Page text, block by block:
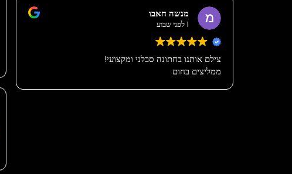
מנשה חאבו
1 לפני שבוע
צילם אותנו בחתונה סבלני ומקצועי!
ממליצים בחום